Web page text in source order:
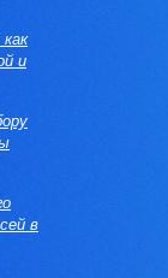
и
в